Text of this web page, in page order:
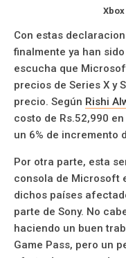
Con estas
finalmente ya han
escucha que
precios de Series X y
precio. Según Rishi
costo de Rs.52,990
un 6% de incremento
Por otra parte, esta
consola de Microsoft
dichos países
parte de Sony. No
haciendo un buen
Game Pass, pero un